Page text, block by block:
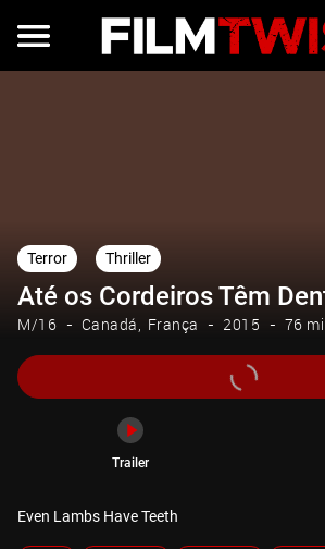
Terror Thriller
Até os Cordeiros Têm
M/16 Canadá França 2015 76
Trailer
Even Lambs Have Teeth